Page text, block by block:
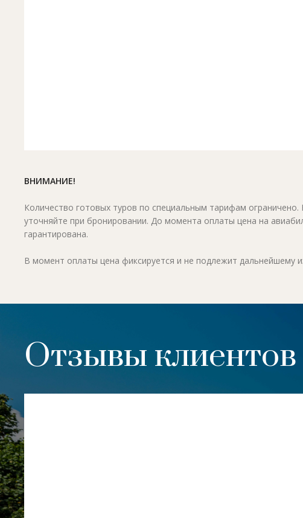
ВНИМАНИЕ!
Количество готовых туров по специальным тарифам
уточняйте при бронировании. До момента оплаты цена на
гарантирована.
В момент оплаты цена фиксируется и не подлежит дальнейшему
Отзывы клиентов